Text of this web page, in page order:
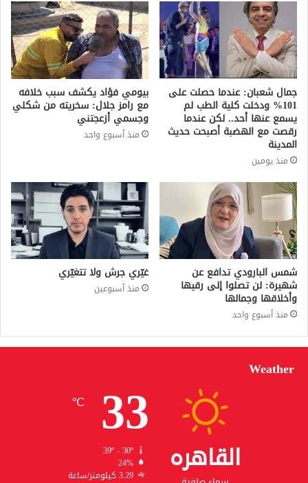
جمال شعبان: عندما حصلت على
101% ودخلت كلية الطب لم
يسمع عنها أحد.. لكن عندما
رقصت مع الهضبة أصبحت حديث
المدينة
منذ يومين
بيومي فؤاد يكشف سبب خلافه
مع رامز جلال: سخريته من شكلي
وجسمي أزعجتني
منذ أسبوع واحد
شمس البارودي تدافع عن
شهيرة: لن تصلوا إلى رقيها
وأخلاقها وجمالها
منذ أسبوع واحد
غيّري جرش ولا تتغيّري
منذ أسبوعين
Weather
القاهره
33
℃
39º - 30º
24%
3.29 كيلومتر/ساعة